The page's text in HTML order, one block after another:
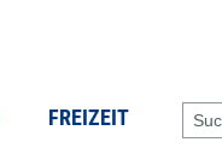
FREIZEIT